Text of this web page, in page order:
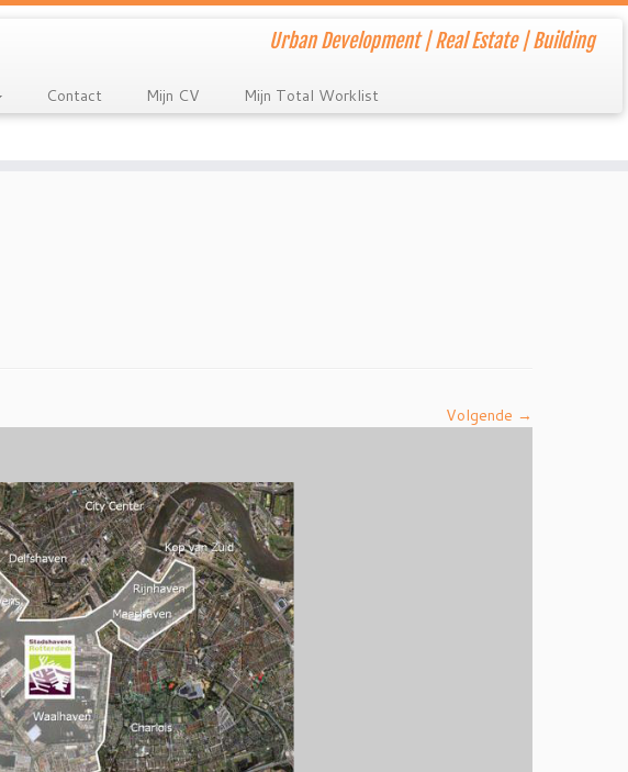
Urban Development | Real Estate | Building
Contact Mijn CV Mijn Total Worklist
Volgende →